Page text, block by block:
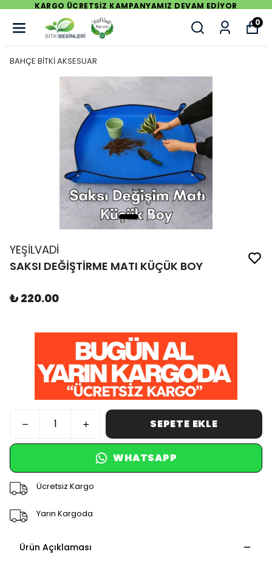
EDİYOR
KARGO ÜCRETSİZ KAMPANYAMIZ
0
BAHÇE BİTKİ AKSESUAR
YEŞİLVADİ
SAKSI DEĞİŞTİRME MATI KÜÇÜK BOY
₺ 220.00
SEPETE EKLE
WHATSAPP
Ücretsiz Kargo
Yarın Kargoda
Ürün Açıklaması